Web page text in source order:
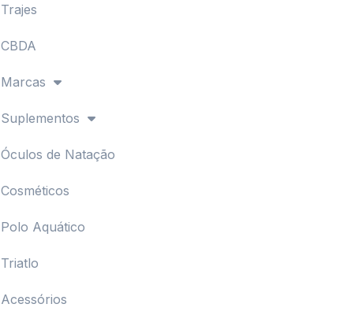
Trajes
CBDA
Marcas
Suplementos
Óculos de Natação
Cosméticos
Polo Aquático
Triatlo
Acessórios